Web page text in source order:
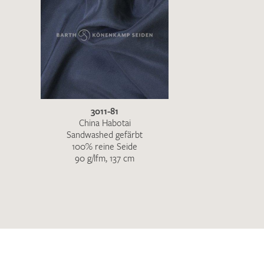
3011-81
China Habotai
Sandwashed gefärbt
100% reine Seide
90 g/lfm, 137 cm